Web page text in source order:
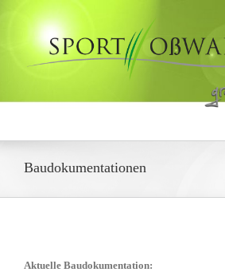
Baudokumentationen
Aktuelle Baudokumentation: